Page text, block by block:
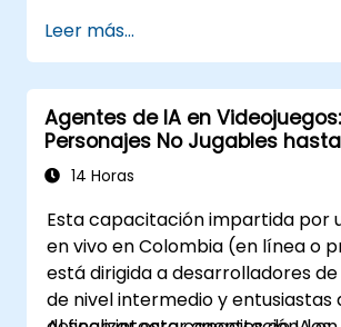
Engine.
Crear y personalizar
y sombreadores en Unreal
Configurar iluminación
iluminación global para
tiempo real.
de juego mediante el
Blueprint.
Optimizar activos y escenas
un rendimiento y una
Leer más...
Agentes de IA en
Personajes No Jugables
Estratégica
14 Horas
Esta capacitación impartida por
en vivo en Colombia (en línea o
está dirigida a desarrolladores
de nivel intermedio y entusiastas